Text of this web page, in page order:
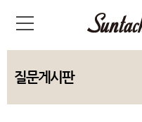
질문게시판